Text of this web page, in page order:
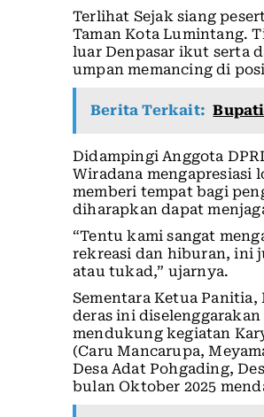
Terlihat Sejak siang
Taman Kota Lumintang.
luar Denpasar ikut serta
umpan memancing di
Berita Terkait:
Didampingi Anggota
Wiradana mengapresiasi
memberi tempat bagi
diharapkan dapat
“Tentu kami sangat
rekreasi dan hiburan, ini
atau tukad,” ujarnya.
Sementara Ketua Panitia,
deras ini
mendukung kegiatan
(Caru Mancarupa,
Desa Adat Pohgading,
bulan Oktober 2025